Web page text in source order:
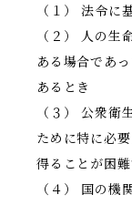
（１） 法令に
（２） 人の生
ある場合であ
あるとき
（３） 公衆衛
ために特に必
得ることが困
（４） 国の機